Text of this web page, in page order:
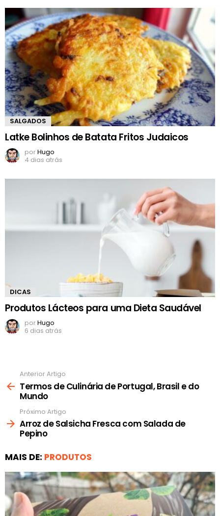
SALGADOS
Latke Bolinhos de Batata Fritos Judaicos
porHugo
4 dias atrás
DICAS
Produtos Lácteos para uma Dieta Saudável
porHugo
6 dias atrás
mais
Anterior Artigo
Termos de Culinária de Portugal, Brasil e do
Mundo
Próximo Artigo
Arroz de Salsicha Fresca com Salada de
Pepino
MAIS DE: PRODUTOS